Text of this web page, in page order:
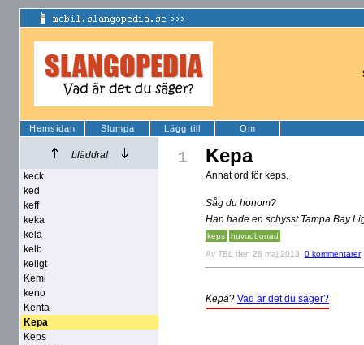
Hemsidan Slumpa Lägg till Om
bläddra!
keck
ked
keff
keka
kela
kelb
keligt
Kemi
keno
Kenta
Kepa
Keps
1 Kepa
Annat ord för keps.
Såg du honom?
Han hade en schysst Tampa Bay
keps huvudbonad
Av TBL den 28 maj 2013 0 kommentarer
Kepa? Vad är det du säger?